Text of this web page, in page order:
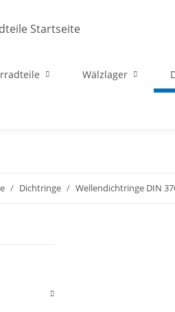
Wälzlager
Dichtringe Wellendichtringe DIN